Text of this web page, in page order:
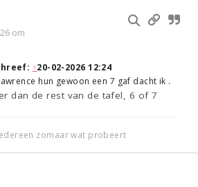
om
↑20-02-2026 12:24
hun gewoon een 7 gaf dacht ik .
dan de rest van de tafel, 6 of 7
zomaar wat probeert